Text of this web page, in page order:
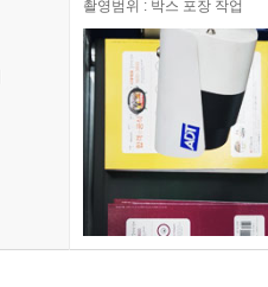
촬영범위 : 박스 포장 작업